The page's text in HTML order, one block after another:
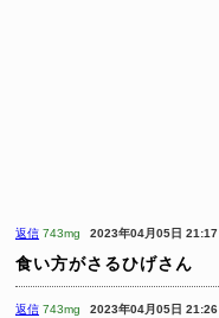
返信 743mg 2023年04月05日 21:17
食い方がさるひげさん
返信 743mg 2023年04月05日 21:26